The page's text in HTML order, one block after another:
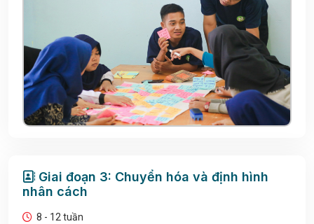
Giai đoạn 3: Chuyển hóa và định hình
nhân cách
8 - 12 tuần